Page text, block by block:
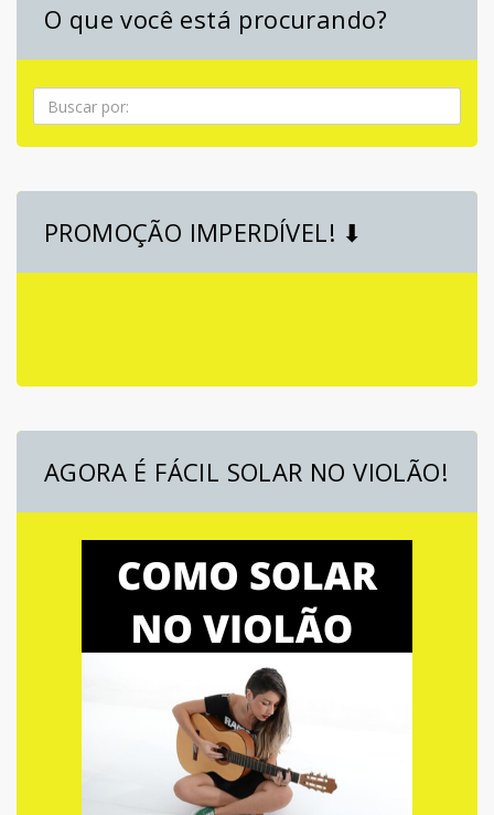
O que você está procurando?
Pesquisa
PROMOÇÃO IMPERDÍVEL! ⬇
AGORA É FÁCIL SOLAR NO VIOLÃO!